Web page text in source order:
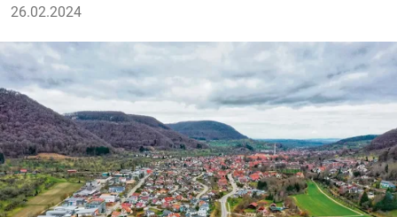
26.02.2024